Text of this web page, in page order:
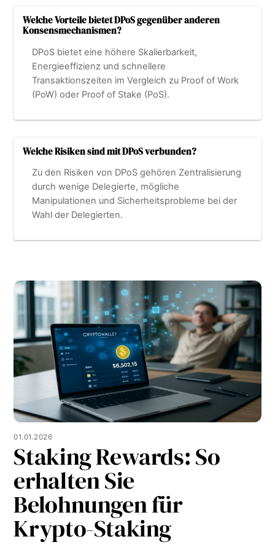
Welche Vorteile bietet DPoS gegenüber anderen
Konsensmechanismen?
DPoS bietet eine höhere Skalierbarkeit,
Energieeffizienz und schnellere
Transaktionszeiten im Vergleich zu Proof of Work
(PoW) oder Proof of Stake (PoS).
Welche Risiken sind mit DPoS verbunden?
Zu den Risiken von DPoS gehören Zentralisierung
durch wenige Delegierte, mögliche
Manipulationen und Sicherheitsprobleme bei der
Wahl der Delegierten.
01.01.2026
Staking Rewards: So
erhalten Sie
Belohnungen für
Krypto-Staking